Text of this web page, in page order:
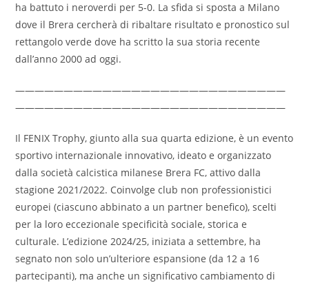
ha battuto i neroverdi per 5-0. La sfida si sposta a Milano
dove il Brera cercherà di ribaltare risultato e pronostico sul
rettangolo verde dove ha scritto la sua storia recente
dall’anno 2000 ad oggi.
————————————————————————————
————————————————————————————
Il FENIX Trophy, giunto alla sua quarta edizione, è un evento
sportivo internazionale innovativo, ideato e organizzato
dalla società calcistica milanese Brera FC, attivo dalla
stagione 2021/2022. Coinvolge club non professionistici
europei (ciascuno abbinato a un partner benefico), scelti
per la loro eccezionale specificità sociale, storica e
culturale. L’edizione 2024/25, iniziata a settembre, ha
segnato non solo un’ulteriore espansione (da 12 a 16
partecipanti), ma anche un significativo cambiamento di